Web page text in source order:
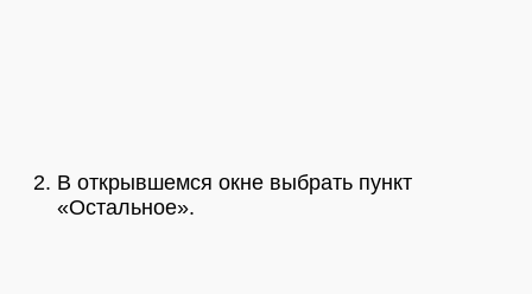
В открывшемся окне выбрать пункт
«Остальное».